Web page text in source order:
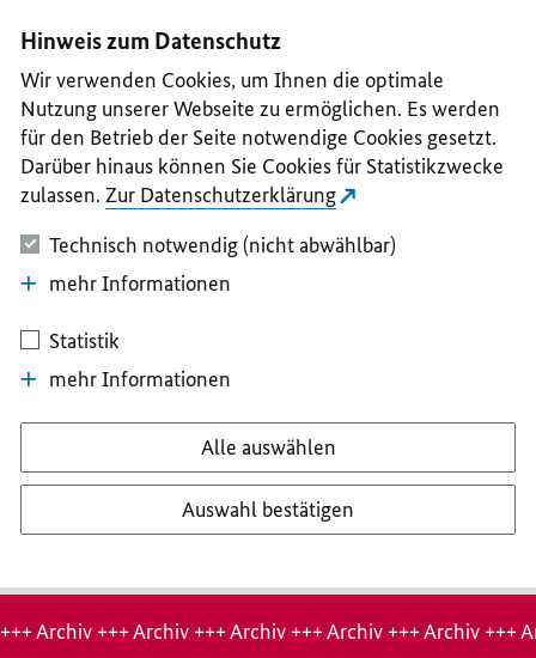
II
III
IV
V
Hinweis zum Datenschutz
Wir verwenden Cookies, um Ihnen die optimale
Nutzung unserer Webseite zu ermöglichen. Es werden
für den Betrieb der Seite notwendige Cookies gesetzt.
Darüber hinaus können Sie Cookies für Statistikzwecke
zulassen. Zur Datenschutzerklärung
Technisch notwendig (nicht abwählbar)
mehr Informationen
Statistik
mehr Informationen
Alle auswählen
Auswahl bestätigen
Hinweis:
Archiv-
Seite
+++ Archiv +++ Archiv +++ Archiv +++ Archiv +++ Archiv +++